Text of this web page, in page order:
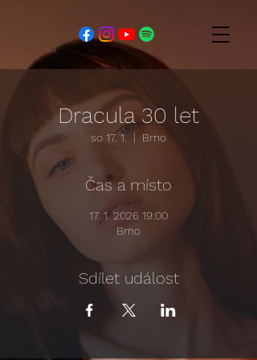
Dracula 30 let
so 17. 1.
  |
Brno
Čas a místo
17. 1. 2026 19:00
Brno
Sdílet událost